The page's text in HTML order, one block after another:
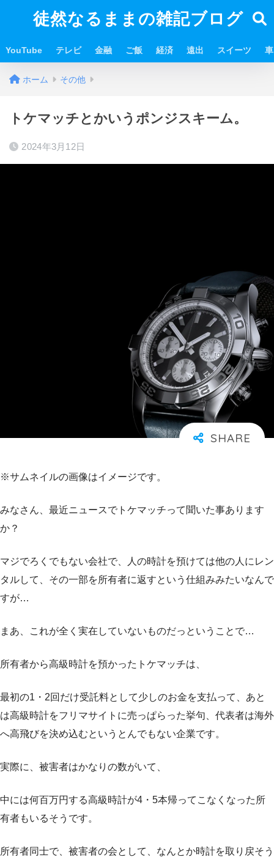
徒然なるままの雑記ブログ
YouTube テレビ 金融 ご飯 経済 遠出 スイーツ 車
ホーム その他
トケマッチとかいうポンジスキーム。
2024年3月12日
※サムネイルの画像はイメージです。
みなさん、最近ニュースでトケマッチって聞いた事あります
か？
マジでろくでもない会社で、人の時計を預けては他の人にレン
タルして、その一部を所有者に返すという仕組みみたいなんで
すが…
まあ、これが全く実在していないものだっということで…
所有者から高級時計を預かったトケマッチは、
最初の1・2回だけ受託料として少しのお金を支払って、あと
は高級時計をフリマサイトに売っぱらった挙句、代表者は海外
へ高飛びを決め込むというとんでもない企業です。
実際に、被害者はかなりの数がいて、
中には何百万円する高級時計が4・5本帰ってこなくなった所
有者もいるそうです。
所有者同士で、被害者の会として、なんとか時計を取り戻そう